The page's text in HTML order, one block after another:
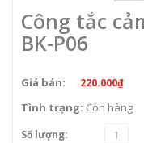
Công tắc
BK-P06
Giá bán: 220.000₫
Tình trạng: Còn hàng
Số lượng: